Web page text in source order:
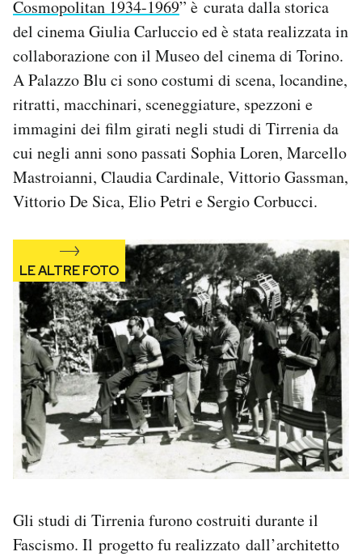
Cosmopolitan 1934-1969” è curata dalla storica
del cinema Giulia Carluccio ed è stata realizzata in
collaborazione con il Museo del cinema di Torino.
A Palazzo Blu ci sono costumi di scena, locandine,
ritratti, macchinari, sceneggiature, spezzoni e
immagini dei film girati negli studi di Tirrenia da
cui negli anni sono passati Sophia Loren, Marcello
Mastroianni, Claudia Cardinale, Vittorio Gassman,
Vittorio De Sica, Elio Petri e Sergio Corbucci.
Gli studi di Tirrenia furono costruiti durante il
Fascismo. Il progetto fu realizzato dall’architetto